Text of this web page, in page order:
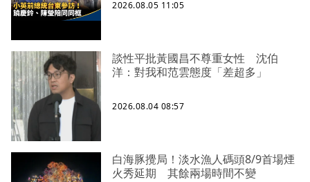
2026.08.05 11:05
談性平批黃國昌不尊重女性 沈伯
洋：對我和范雲態度「差超多」
2026.08.04 08:57
白海豚攪局！淡水漁人碼頭8/9首場煙
火秀延期 其餘兩場時間不變